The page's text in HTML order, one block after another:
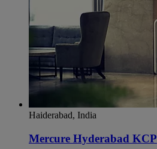
Haiderabad, India
Mercure Hyderabad KCP